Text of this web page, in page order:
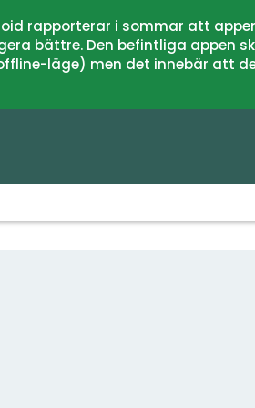
rapporterar i sommar att
bättre. Den befintliga appen
läge) men det innebär att